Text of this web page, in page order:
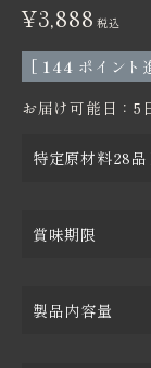
¥3,888 税込
[ 144 ポイント
お届け可能日：5
特定原材料28品
賞味期限
製品内容量